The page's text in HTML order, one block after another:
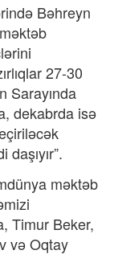
Bəhreyn
27-30
Sarayında
dekabrda isə
məktəb
Timur Beker,
və Oqtay